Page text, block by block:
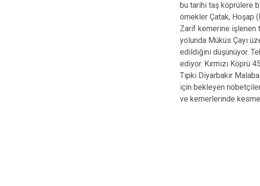
bu tarihi taş köprülere
örnekler Çatak, Hoşap
Zarif kemerine işlenen
yolunda Müküs Çayı
edildiğini düşünüyor.
ediyor. Kırmızı Köprü
Tıpkı Diyarbakır
için bekleyen
ve kemerlerinde kesme